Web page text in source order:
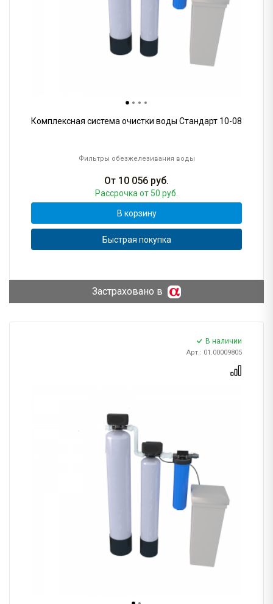
Комплексная система очистки воды Стандарт 10-08
Фильтры обезжелезивания воды
От 10 056 руб.
Рассрочка от 50 руб.
В корзину
Быстрая покупка
Застраховано в
В наличии
Арт.: 01.00009805